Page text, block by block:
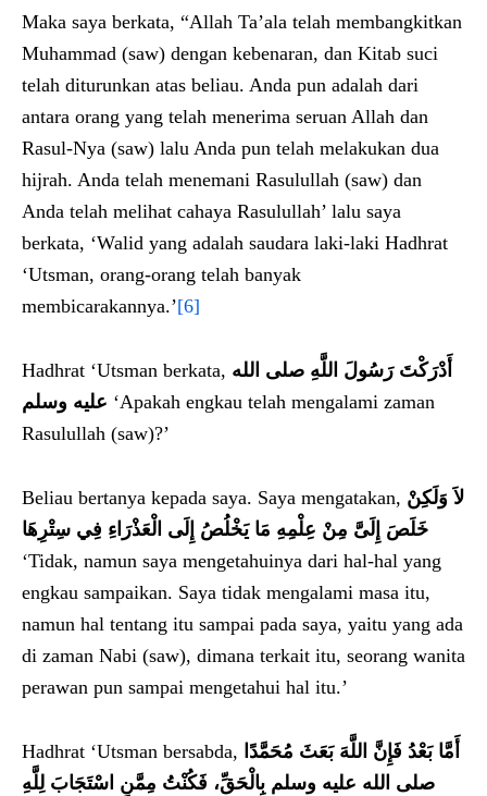
Maka saya berkata, “Allah Ta’ala telah membangkitkan
Muhammad (saw) dengan kebenaran, dan Kitab suci
telah diturunkan atas beliau. Anda pun adalah dari
antara orang yang telah menerima seruan Allah dan
Rasul-Nya (saw) lalu Anda pun telah melakukan dua
hijrah. Anda telah menemani Rasulullah (saw) dan
Anda telah melihat cahaya Rasulullah’ lalu saya
berkata, ‘Walid yang adalah saudara laki-laki Hadhrat
‘Utsman, orang-orang telah banyak
membicarakannya.’[6]
Hadhrat ‘Utsman berkata, أَدْرَكْتَ رَسُولَ اللَّهِ صلى الله
عليه وسلم ‘Apakah engkau telah mengalami zaman
Rasulullah (saw)?’
Beliau bertanya kepada saya. Saya mengatakan, لاَ وَلَكِنْ
خَلَصَ إِلَىَّ مِنْ عِلْمِهِ مَا يَخْلُصُ إِلَى الْعَذْرَاءِ فِي سِتْرِهَا‏
‘Tidak, namun saya mengetahuinya dari hal-hal yang
engkau sampaikan. Saya tidak mengalami masa itu,
namun hal tentang itu sampai pada saya, yaitu yang ada
di zaman Nabi (saw), dimana terkait itu, seorang wanita
perawan pun sampai mengetahui hal itu.’
Hadhrat ‘Utsman bersabda, أَمَّا بَعْدُ فَإِنَّ اللَّهَ بَعَثَ مُحَمَّدًا
صلى الله عليه وسلم بِالْحَقِّ، فَكُنْتُ مِمَّنِ اسْتَجَابَ لِلَّهِ